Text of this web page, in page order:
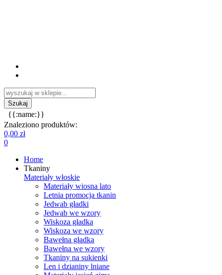
{{:name:}}
Znaleziono produktów:
0,00 zł
0
Home
Tkaniny
Materiały włoskie
Materiały wiosna lato
Letnia promocja tkanin
Jedwab gładki
Jedwab we wzory
Wiskoza gładka
Wiskoza we wzory
Bawełna gładka
Bawełna we wzory
Tkaniny na sukienki
Len i dzianiny lniane